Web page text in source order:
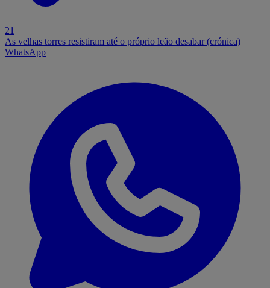
21
As velhas torres resistiram até o próprio leão desabar (crónica)
WhatsApp